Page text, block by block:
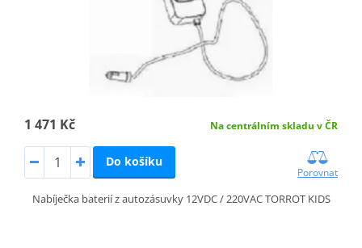
1 471 Kč Na centrálním skladu v ČR
Do košíku
Porovnat
Nabíječka baterií z autozásuvky 12VDC / 220VAC TORROT KIDS